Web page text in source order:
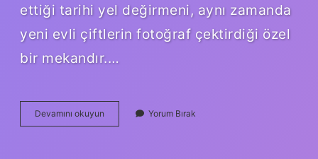
ettiği tarihi yel değirmeni, aynı zamanda
yeni evli çiftlerin fotoğraf çektirdiği özel
bir mekandır.…
Devamını okuyun Yeldeğirmeni
Mi
Yorum Bırak